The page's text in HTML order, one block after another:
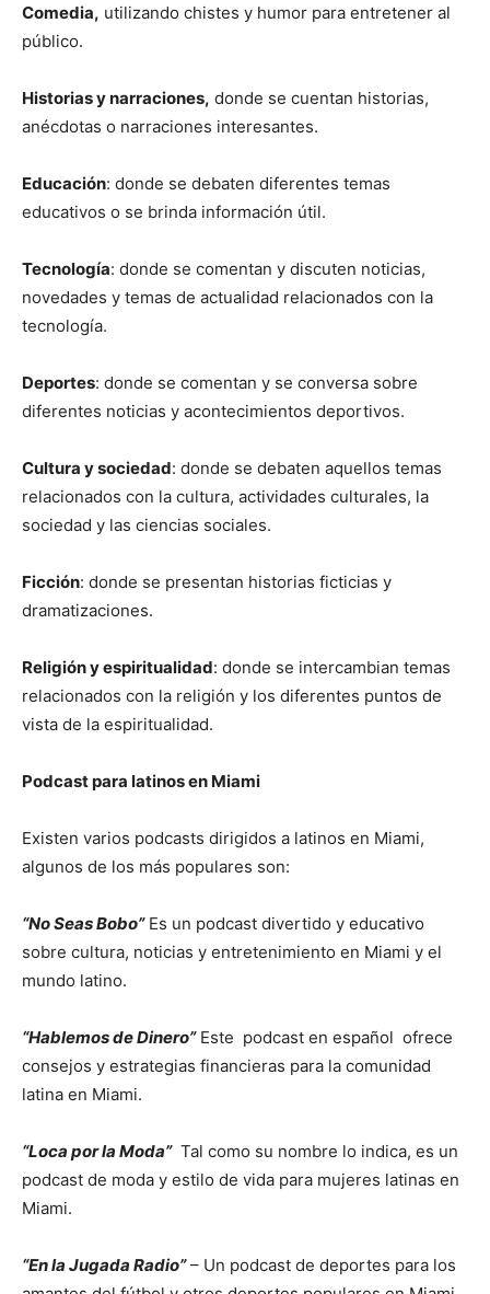
Comedia, utilizando chistes y humor para entretener al
público.
Historias y narraciones, donde se cuentan historias,
anécdotas o narraciones interesantes.
Educación: donde se debaten diferentes temas
educativos o se brinda información útil.
Tecnología: donde se comentan y discuten noticias,
novedades y temas de actualidad relacionados con la
tecnología.
Deportes: donde se comentan y se conversa sobre
diferentes noticias y acontecimientos deportivos.
Cultura y sociedad: donde se debaten aquellos temas
relacionados con la cultura, actividades culturales, la
sociedad y las ciencias sociales.
Ficción: donde se presentan historias ficticias y
dramatizaciones.
Religión y espiritualidad: donde se intercambian temas
relacionados con la religión y los diferentes puntos de
vista de la espiritualidad.
Podcast para latinos en Miami
Existen varios podcasts dirigidos a latinos en Miami,
algunos de los más populares son:
“No Seas Bobo”Es un podcast divertido y educativo
sobre cultura, noticias y entretenimiento en Miami y el
mundo latino.
“Hablemos de Dinero”Este podcast en español ofrece
consejos y estrategias financieras para la comunidad
latina en Miami.
“Loca por la Moda”Tal como su nombre lo indica, es un
podcast de moda y estilo de vida para mujeres latinas en
Miami.
“En la Jugada Radio”– Un podcast de deportes para los